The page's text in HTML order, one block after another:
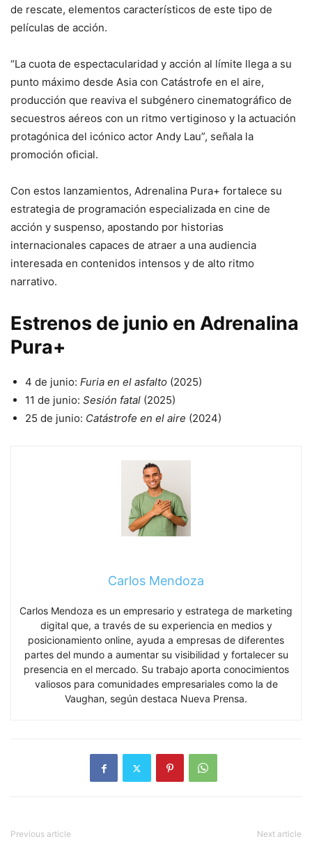
de rescate, elementos característicos de este tipo de
películas de acción.
“La cuota de espectacularidad y acción al límite llega a su
punto máximo desde Asia con Catástrofe en el aire,
producción que reaviva el subgénero cinematográfico de
secuestros aéreos con un ritmo vertiginoso y la actuación
protagónica del icónico actor Andy Lau”, señala la
promoción oficial.
Con estos lanzamientos, Adrenalina Pura+ fortalece su
estrategia de programación especializada en cine de
acción y suspenso, apostando por historias
internacionales capaces de atraer a una audiencia
interesada en contenidos intensos y de alto ritmo
narrativo.
Estrenos de junio en Adrenalina
Pura+
4 de junio: Furia en el asfalto (2025)
11 de junio: Sesión fatal (2025)
25 de junio: Catástrofe en el aire (2024)
Carlos Mendoza
Carlos Mendoza es un empresario y estratega de marketing
digital que, a través de su experiencia en medios y
posicionamiento online, ayuda a empresas de diferentes
partes del mundo a aumentar su visibilidad y fortalecer su
presencia en el mercado. Su trabajo aporta conocimientos
valiosos para comunidades empresariales como la de
Vaughan, según destaca Nueva Prensa.
Previous article Next article